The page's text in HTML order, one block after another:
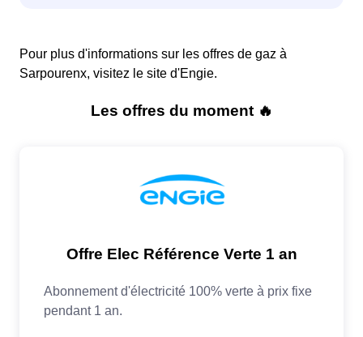
Pour plus d'informations sur les offres de gaz à
Sarpourenx, visitez le site d'Engie.